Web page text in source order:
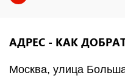
АДРЕС - КАК
Москва, улица